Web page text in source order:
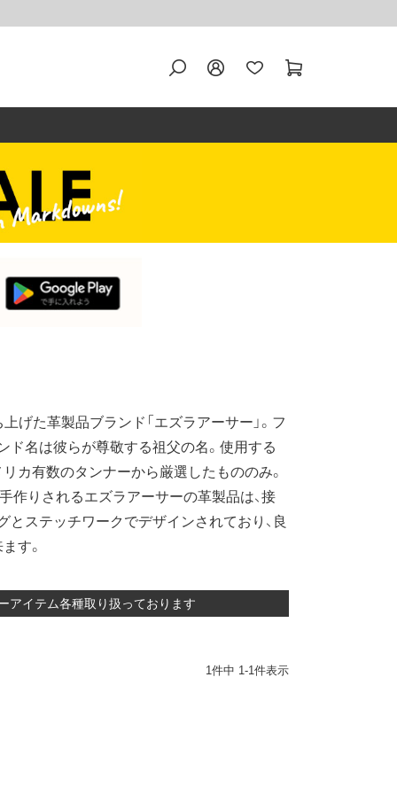
げた革製品ブランド「エズラアーサー」。フ
ド名は彼らが尊敬する祖父の名。使用する
カ有数のタンナーから厳選したもののみ。
作りされるエズラアーサーの革製品は、接
ステッチワークでデザインされており、良
す。
アイテム各種取り扱っております
1件中 1-1件表示